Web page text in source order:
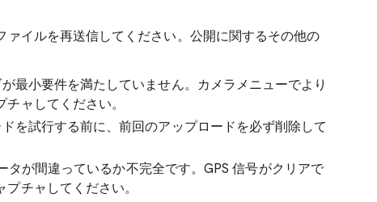
イルを再送信してください。公開に関するその他の
最小要件を満たしていません。カメラメニューでより
ャしてください。
を試行する前に、前回のアップロードを必ず削除して
タが間違っているか不完全です。GPS 信号がクリアで
チャしてください。